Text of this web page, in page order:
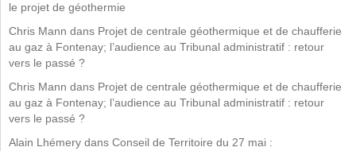
le projet de géothermie
Chris Mann dans Projet de centrale géothermique et de chaufferie
au gaz à Fontenay; l’audience au Tribunal administratif : retour
vers le passé ?
Chris Mann dans Projet de centrale géothermique et de chaufferie
au gaz à Fontenay; l’audience au Tribunal administratif : retour
vers le passé ?
Alain Lhémery dans Conseil de Territoire du 27 mai :